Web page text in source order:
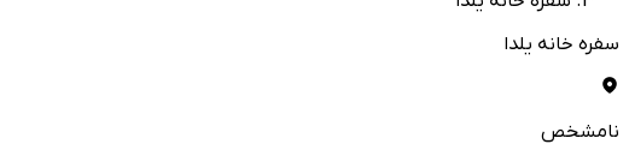
سفره خانه یلدا
نامشخص